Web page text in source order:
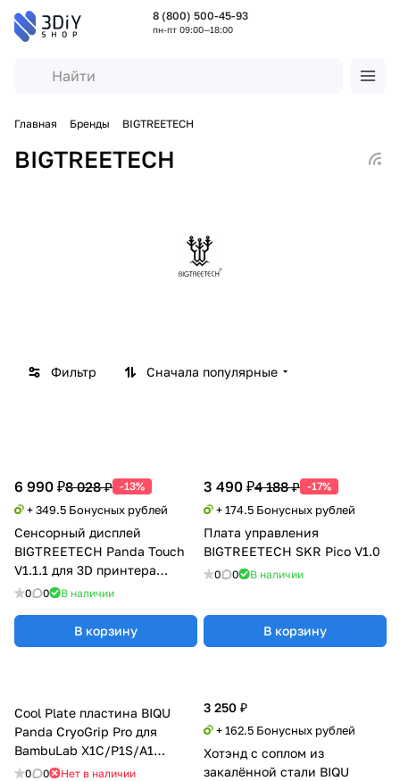
8 (800) 500-45-93
пн-пт 09:00—18:00
Главная Бренды BIGTREETECH
BIGTREETECH
Фильтр Сначала популярные
6 990 ₽8 028 ₽ -13%
+ 349.5 Бонусных рублей
Сенсорный дисплей
BIGTREETECH Panda Touch
V1.1.1 для 3D принтера
Bambu Lab X1/P1/A1
0 0 В наличии
В корзину
3 490 ₽4 188 ₽ -17%
+ 174.5 Бонусных рублей
Плата управления
BIGTREETECH SKR Pico V1.0
0 0 В наличии
В корзину
3 250 ₽
+ 162.5 Бонусных рублей
Хотэнд с соплом из
закалённой стали BIQU
Cool Plate пластина BIQU
Panda CryoGrip Pro для
BambuLab X1C/P1S/A1
(Голубой)
0 0 Нет в наличии